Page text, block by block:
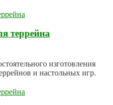
террейна
изготовления
и настольных игр.